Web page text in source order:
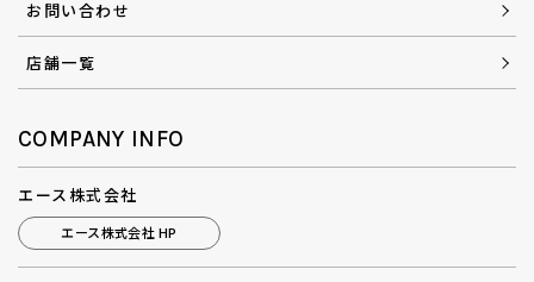
お問い合わせ
店舗一覧
COMPANY INFO
エース株式会社
エース株式会社 HP